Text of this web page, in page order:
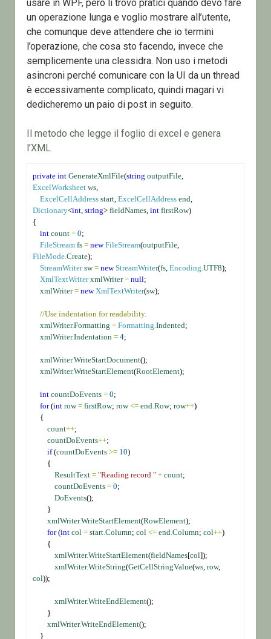
usare in WPF, però li trovo pratici quando devo fare
un operazione lunga e voglio mostrare all’utente,
che comunque deve attendere che io termini
l’operazione, che cosa sto facendo, invece che
semplicemente una clessidra. Non uso i metodi
asincroni perché comunicare con la UI da un thread
è eccessivamente complicato, quindi magari vi
dedicheremo un paio di post in seguito.
Il metodo che legge il foglio di excel e genera
l’XML
private int GenerateXmlFile(string outputFile
ExcelWorksheet ws,
ExcelCellAddress start, ExcelCellAddress end
Dictionary<int, string> fieldNames, int firstRow)
{
int count = 0;
FileStream fs = new FileStream(outputFile
FileMode.Create);
StreamWriter sw = new StreamWriter(fs, Encoding.UTF8);
XmlTextWriter xmlWriter = null;
xmlWriter = new XmlTextWriter(sw);
//Use indentation for readability.
xmlWriter.Formatting = Formatting.Indented;
xmlWriter.Indentation = 4;
xmlWriter.WriteStartDocument();
xmlWriter.WriteStartElement(RootElement);
int countDoEvents = 0;
for (int row = firstRow; row <= end.Row; row++)
    {
count++;
countDoEvents++;
if (countDoEvents >= 10)
        {
ResultText = "Reading record " + count;
countDoEvents = 0;
DoEvents();
        }
xmlWriter.WriteStartElement(RowElement);
for (int col = start.Column; col <= end.Column; col++)
        {
xmlWriter.WriteStartElement(fieldNames[col]);
xmlWriter.WriteString(GetCellStringValue(ws, row
col));
xmlWriter.WriteEndElement();
        }
xmlWriter.WriteEndElement();
    }